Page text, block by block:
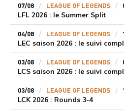
07/08 LEAGUE OF LEGENDS
LFL 2026 : le Summer Split
04/08 LEAGUE OF LEGENDS
LEC saison 2026 : le suivi
03/08 LEAGUE OF LEGENDS
LCS saison 2026 : le suivi
03/08 LEAGUE OF LEGENDS
LCK 2026 : Rounds 3-4